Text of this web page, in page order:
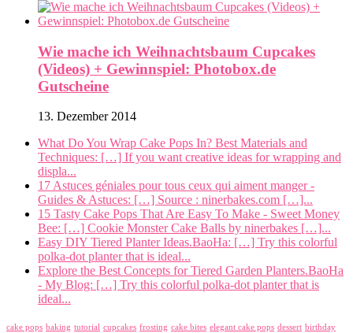
Wie mache ich Weihnachtsbaum Cupcakes
(Videos) + Gewinnspiel: Photobox.de
Gutscheine
13. Dezember 2014
What Do You Wrap Cake Pops In? Best Materials and
Techniques: […] If you want creative ideas for wrapping and
displa...
17 Astuces géniales pour tous ceux qui aiment manger -
Guides & Astuces: […] Source : ninerbakes.com […]...
15 Tasty Cake Pops That Are Easy To Make - Sweet Money
Bee: […] Cookie Monster Cake Balls by ninerbakes […]...
Easy DIY Tiered Planter Ideas.BaoHa: […] Try this colorful
polka-dot planter that is ideal...
Explore the Best Concepts for Tiered Garden Planters.BaoHa
- My Blog: […] Try this colorful polka-dot planter that is
ideal...
cake pops baking tutorial cupcakes frosting cake bites elegant cake pops dessert birthday